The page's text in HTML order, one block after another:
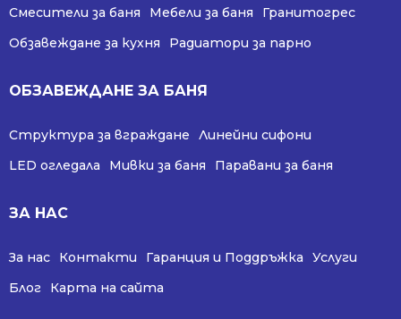
Смесители за баня Мебели за баня
Гранитогрес
Обзавеждане за кухня
Радиатори за парно
ОБЗАВЕЖДАНЕ ЗА БАНЯ
Структура за вграждане
Линейни сифони
LED огледала
Мивки за баня Паравани за баня
ЗА НАС
За нас Контакти Гаранция и Поддръжка
Услуги
Блог
Карта на сайта